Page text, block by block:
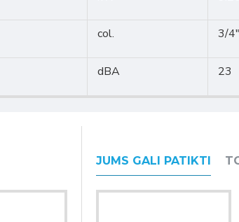
col. 3/
dBA 23
JUMS GALI PATIKTI